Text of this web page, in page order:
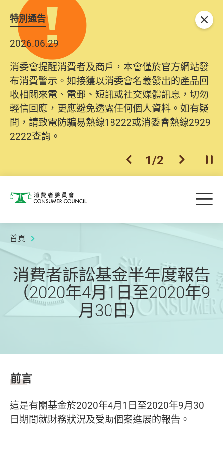
特別通告
2026.06.29
消委會提醒消費者及商戶，本會僅於官方網站發
布消費警示。如接獲以消委會名義發出的產品回
收相關來電、電郵、短訊或社交媒體訊息，切勿
輕信回應，更應避免透露任何個人資料。如有疑
問，請致電防騙易熱線18222或消委會熱線2929
2222查詢。
上一個
1/2 下一個開
關閉
消費者委員會 目
首頁
消費者訴訟基金半年度報告
（2020年4月1日至2020年9
月30日）
前言
這是有關基金於2020年4月1日至2020年9月30
日期間就財務狀況及受助個案進展的報告。